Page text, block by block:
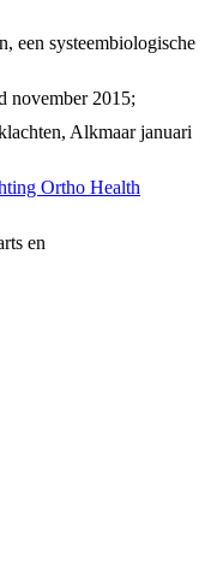
een systeembiologische
november 2015;
Alkmaar januari
Ortho Health
en